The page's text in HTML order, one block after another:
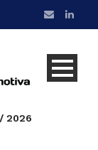
2026